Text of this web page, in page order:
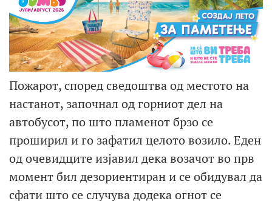
Пожарот, според сведоштва од местото на
настанот, започнал од горниот дел на
автобусот, по што пламенот брзо се
проширил и го зафатил целото возило. Еден
од очевидците изјавил дека возачот во прв
момент бил дезориентиран и се обидувал да
сфати што се случува додека огнот се